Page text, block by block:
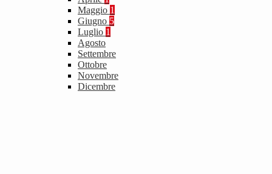
Maggio 1
Giugno 5
Luglio 1
Agosto
Settembre
Ottobre
Novembre
Dicembre